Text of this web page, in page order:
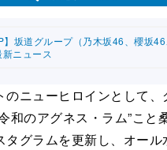
】坂道グループ（乃木坂46、櫻坂
ニュース
ニューヒロインとして、
和のアグネス・ラム”こと
タグラムを更新し、オール